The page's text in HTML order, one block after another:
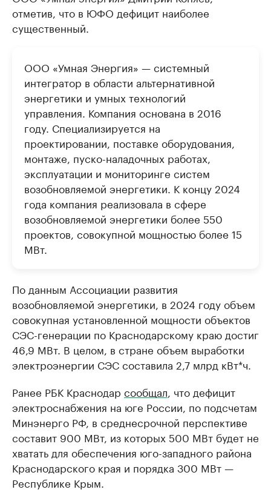
отметив, что в ЮФО дефицит наиболее
существенный.
ООО «Умная Энергия» — системный
интегратор в области альтернативной
энергетики и умных технологий
управления. Компания основана в 2016
году. Специализируется на
проектировании, поставке оборудования,
монтаже, пуско-наладочных работах,
эксплуатации и мониторинге систем
возобновляемой энергетики. К концу 2024
года компания реализовала в сфере
возобновляемой энергетики более 550
проектов, совокупной мощностью более 15
МВт.
По данным Ассоциации развития
возобновляемой энергетики, в 2024 году объем
совокупная установленной мощности объектов
СЭС-генерации по Краснодарскому краю достиг
46,9 МВт. В целом, в стране объем выработки
электроэнергии СЭС составила 2,7 млрд кВт*ч.
Ранее РБК Краснодар сообщал , что дефицит
электроснабжения на юге России, по подсчетам
Минэнерго РФ, в среднесрочной перспективе
составит 900 МВт, из которых 500 МВт будет не
хватать для обеспечения юго-западного района
Краснодарского края и порядка 300 МВт —
Республике Крым.